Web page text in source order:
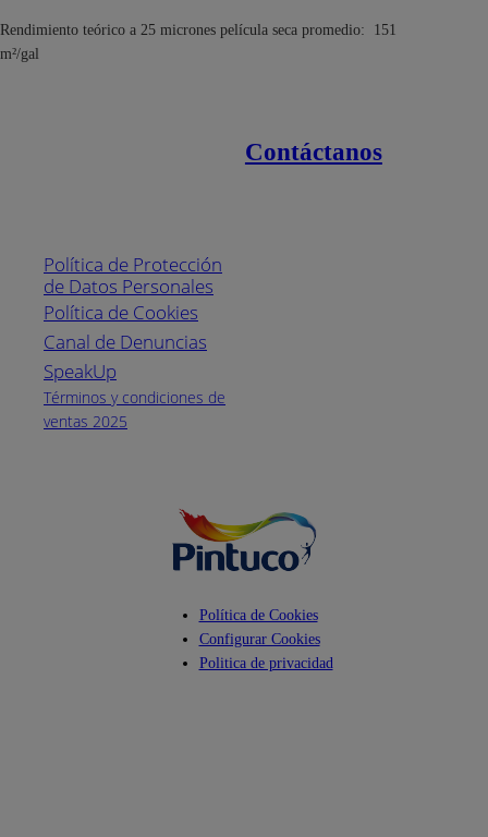
Rendimiento teórico a 25 micrones película seca promedio: 151
m²/gal
Política de Protección
de Datos Personales
Política de Cookies
Canal de Denuncias
SpeakUp
Términos y condiciones de
ventas 2025
Contáctanos
Política de Cookies
Configurar Cookies
Politica de privacidad